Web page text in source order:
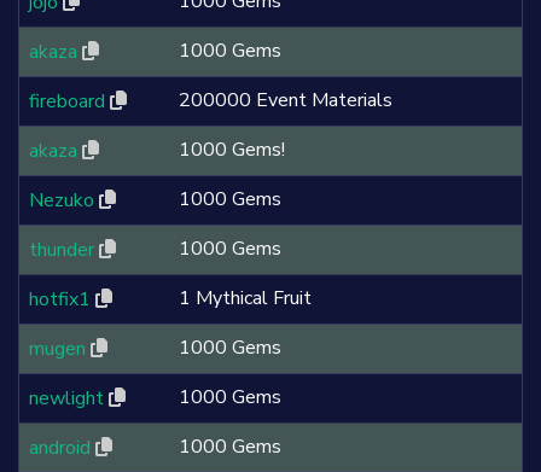
akaza
1000 Gems
fireboard
200000 Event Materials
akaza
1000 Gems!
Nezuko
1000 Gems
thunder
1000 Gems
hotfix1
1 Mythical Fruit
mugen
1000 Gems
newlight
1000 Gems
android
1000 Gems